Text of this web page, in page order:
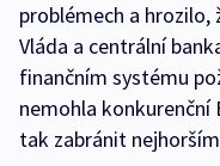
problémech a hrozilo,
Vláda a centrální
finančním systému
nemohla konkurenční
tak zabránit